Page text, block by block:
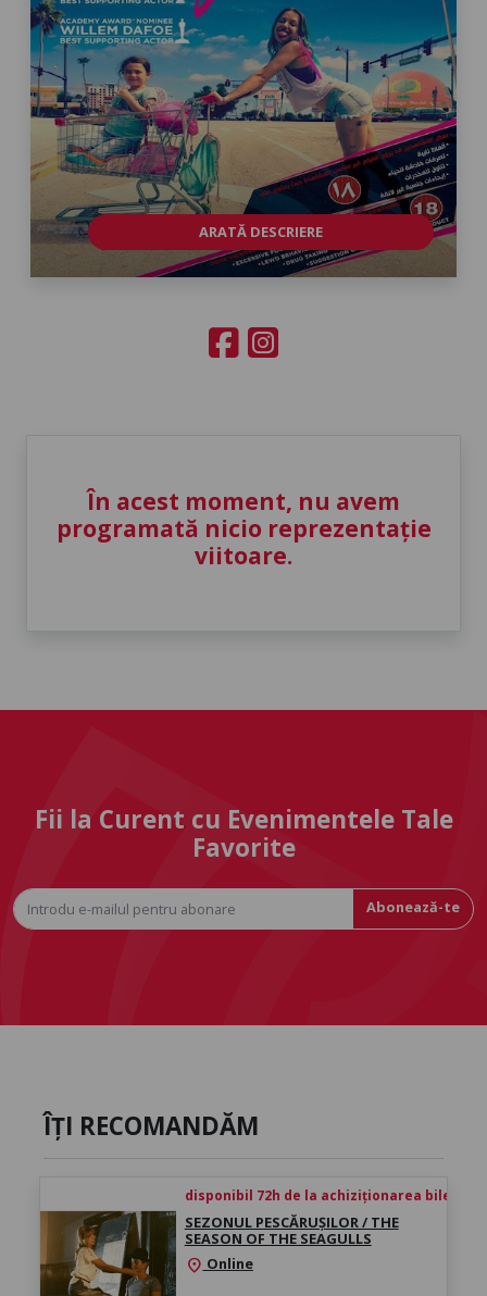
ARATĂ DESCRIERE
În acest moment, nu avem
programată nicio reprezentație
viitoare.
Fii la Curent cu Evenimentele Tale
Favorite
Abonează-te
ÎȚI RECOMANDĂM
disponibil 72h de la achiziționarea biletului
SEZONUL PESCĂRUȘILOR / THE
SEASON OF THE SEAGULLS
location_on Online